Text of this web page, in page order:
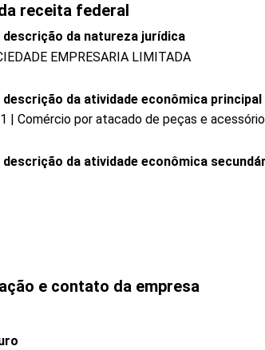
receita federal
descrição da natureza jurídica
EMPRESARIA LIMITADA
descrição da atividade econômica principal
| Comércio por atacado de peças e
descrição da atividade econômica
e contato da empresa